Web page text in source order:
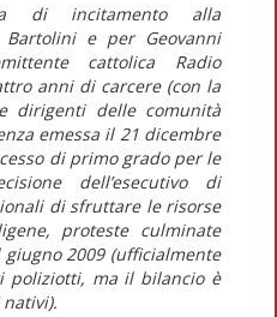
di incitamento alla
e per Geovanni
cattolica Radio
anni di carcere (con la
dirigenti delle comunità
emessa il 21 dicembre
di primo grado per le
dell’esecutivo di
di sfruttare le risorse
proteste culminate
2009 (ufficialmente
poliziotti, ma il bilancio è